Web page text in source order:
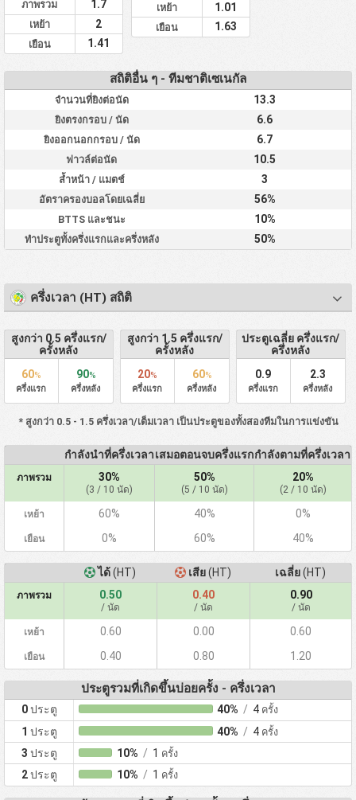
ภาพรวม 1.7
เหย้า 2
เยือน 1.41
เหย้า 1.01
เยือน 1.63
สถิติอื่น ๆ - ทีมชาติเซเนกัล
จำนวนที่ยิงต่อนัด 13.3
ยิงตรงกรอบ / นัด 6.6
ยิงออกนอกกรอบ / นัด 6.7
ฟาวล์ต่อนัด 10.5
ล้ำหน้า / แมตช์ 3
อัตราครองบอลโดยเฉลี่ย 56%
BTTS และชนะ 10%
ทำประตูทั้งครึ่งแรกและครึ่งหลัง 50%
ครึ่งเวลา (HT) สถิติ
สูงกว่า 0.5 ครึ่งแรก/
ครั้งหลัง
60%
ครึ่งแรก
90%
ครึ่งหลัง
สูงกว่า 1.5 ครึ่งแรก/
ครั้งหลัง
20%
ครึ่งแรก
60%
ครึ่งหลัง
ประตูเฉลี่ย ครึ่งแรก/
ครึ่งหลัง
0.9
ครึ่งแรก
2.3
ครึ่งหลัง
* สูงกว่า 0.5 - 1.5 ครึ่งเวลา/เต็มเวลา เป็นประตูของทั้งสองทีมในการแข่งขัน
กำลังนำที่ครึ่งเวลาเสมอตอนจบครึ่งแรกกำลังตามที่ครึ่งเวลา
ภาพรวม 30%
(3 / 10 นัด)
50%
(5 / 10 นัด)
20%
(2 / 10 นัด)
เหย้า 60% 40% 0%
เยือน 0% 60% 40%
ได้(HT) เสีย(HT) เฉลี่ย(HT)
ภาพรวม 0.50
/ นัด
0.40
/ นัด
0.90
/ นัด
เหย้า 0.60 0.00 0.60
เยือน 0.40 0.80 1.20
ประตูรวมที่เกิดขึ้นบ่อยครั้ง - ครึ่งเวลา
0ประตู 40% / 4 ครั้ง
1 ประตู 40% / 4 ครั้ง
3 ประตู 10% / 1 ครั้ง
2ประตู 10% / 1 ครั้ง